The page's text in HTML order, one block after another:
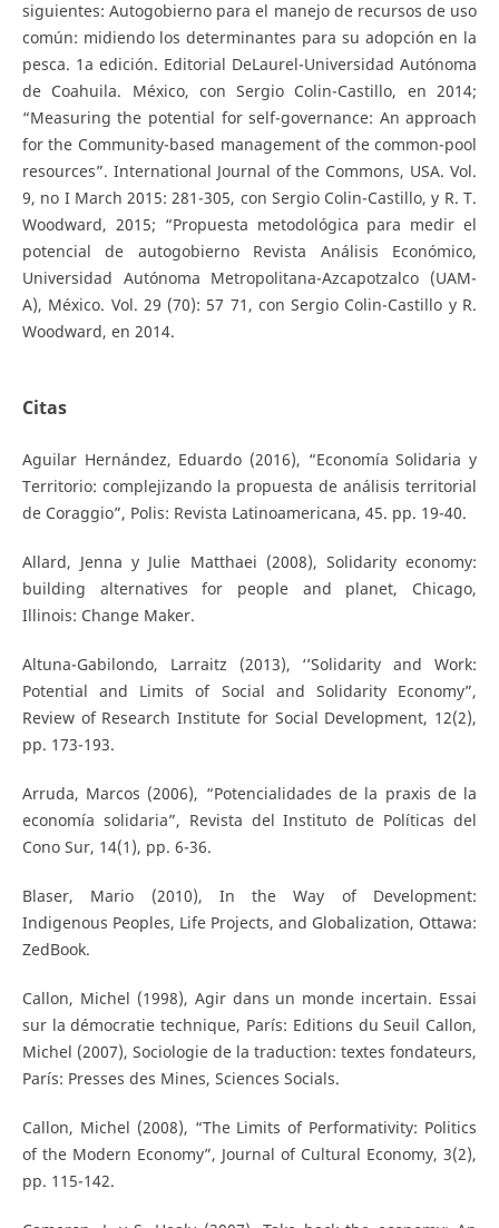
siguientes: Autogobierno para el manejo de recursos de uso
común: midiendo los determinantes para su adopción en la
pesca. 1a edición. Editorial DeLaurel-Universidad Autónoma
de Coahuila. México, con Sergio Colin-Castillo, en 2014;
“Measuring the potential for self-governance: An approach
for the Community-based management of the common-pool
resources”. International Journal of the Commons, USA. Vol.
9, no I March 2015: 281-305, con Sergio Colin-Castillo, y R. T.
Woodward, 2015; “Propuesta metodológica para medir el
potencial de autogobierno Revista Análisis Económico,
Universidad Autónoma Metropolitana-Azcapotzalco (UAM-
A), México. Vol. 29 (70): 57 71, con Sergio Colin-Castillo y R.
Woodward, en 2014.
Citas
Aguilar Hernández, Eduardo (2016), “Economía Solidaria y
Territorio: complejizando la propuesta de análisis territorial
de Coraggio”, Polis: Revista Latinoamericana, 45. pp. 19-40.
Allard, Jenna y Julie Matthaei (2008), Solidarity economy:
building alternatives for people and planet, Chicago,
Illinois: Change Maker.
Altuna-Gabilondo, Larraitz (2013), ‘’Solidarity and Work:
Potential and Limits of Social and Solidarity Economy”,
Review of Research Institute for Social Development, 12(2),
pp. 173-193.
Arruda, Marcos (2006), “Potencialidades de la praxis de la
economía solidaria”, Revista del Instituto de Políticas del
Cono Sur, 14(1), pp. 6-36.
Blaser, Mario (2010), In the Way of Development:
Indigenous Peoples, Life Projects, and Globalization, Ottawa:
ZedBook.
Callon, Michel (1998), Agir dans un monde incertain. Essai
sur la démocratie technique, París: Editions du Seuil Callon,
Michel (2007), Sociologie de la traduction: textes fondateurs,
París: Presses des Mines, Sciences Socials.
Callon, Michel (2008), “The Limits of Performativity: Politics
of the Modern Economy”, Journal of Cultural Economy, 3(2),
pp. 115-142.